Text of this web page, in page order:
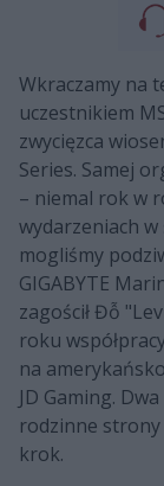
Wkraczamy na
uczestnikiem
zwycięzca
Series. Samej
– niemal rok w
wydarzeniach w
mogliśmy
GIGABYTE
zagościł Đỗ
roku
na
JD Gaming.
rodzinne strony
krok.